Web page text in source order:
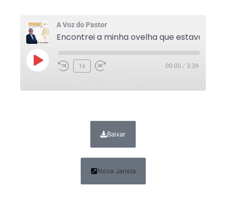
A Voz do Pastor
1x 00:00 / 3:39
Baixar
Nova Janela